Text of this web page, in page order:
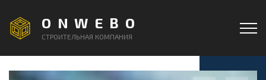
ONWEBO
СТРОИТЕЛЬНАЯ КОМПАНИЯ